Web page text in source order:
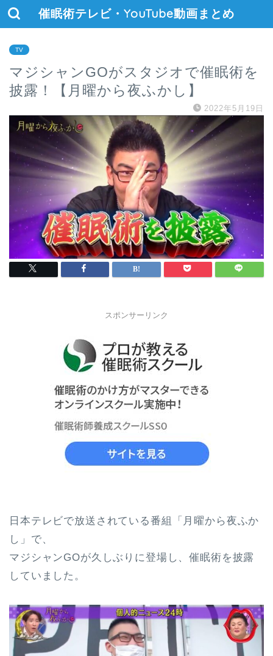
催眠術テレビ・YouTube動画まとめ
TV
マジシャンGOがスタジオで催眠術を
披露！【月曜から夜ふかし】
2022年5月19日
スポンサーリンク
日本テレビで放送されている番組「月曜から夜ふか
し」で、
マジシャンGOが久しぶりに登場し、催眠術を披露
していました。